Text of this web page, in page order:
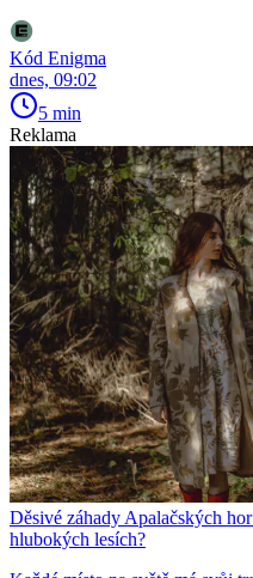
Kód Enigma
dnes, 09:02
5 min
Reklama
Děsivé záhady Apalačských
hlubokých lesích?